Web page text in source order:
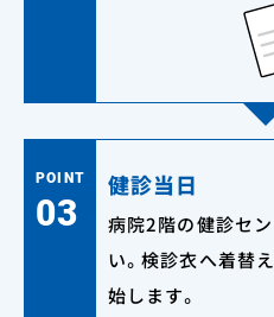
POINT
03
健診当日
病院2階の健診セ
い。検診衣へ着替
始します。